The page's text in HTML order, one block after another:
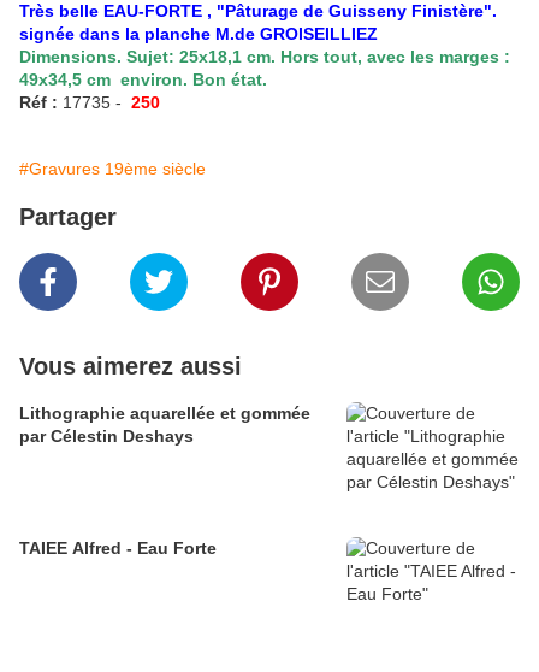
Très belle EAU-FORTE , "Pâturage de Guisseny Finistère".
signée dans la planche M.de GROISEILLIEZ
Dimensions. Sujet: 25x18,1 cm. Hors tout, avec les marges :
49x34,5 cm environ. Bon état.
Réf : 17735 - 250
#Gravures 19ème siècle
Partager
Vous aimerez aussi
Lithographie aquarellée et gommée
par Célestin Deshays
TAIEE Alfred - Eau Forte